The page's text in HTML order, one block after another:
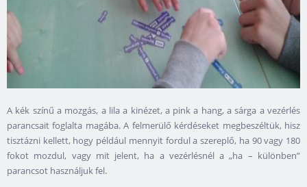
A kék színű a mozgás, a lila a kinézet, a pink a hang, a sárga a vezérlés
parancsait foglalta magába. A felmerülő kérdéseket megbeszéltük, hisz
tisztázni kellett, hogy például mennyit fordul a szereplő, ha 90 vagy 180
fokot mozdul, vagy mit jelent, ha a vezérlésnél a „ha – különben”
parancsot használjuk fel.